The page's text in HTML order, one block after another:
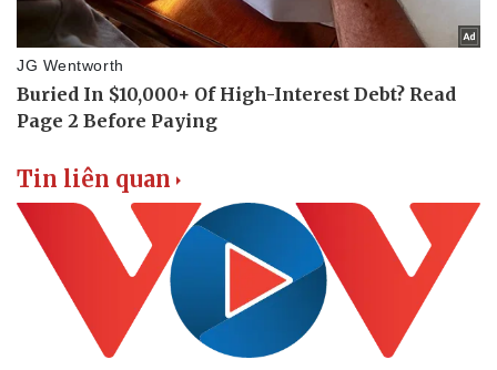
Doanh nghiệp
Thông tin doanh nghiệp
Doanh nghiệp 24h
Doanh nhân
Công nghệ
Tin Công nghệ
Tin liên quan